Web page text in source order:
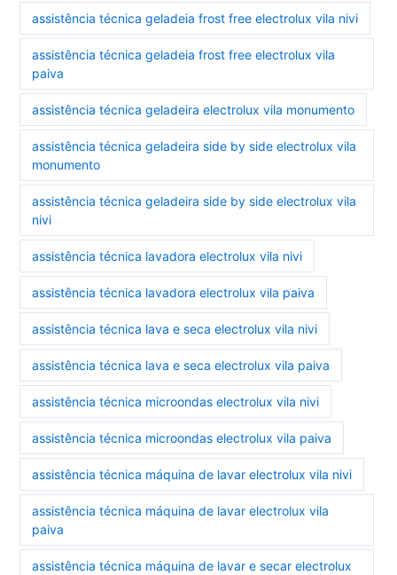
assistência técnica geladeia frost free electrolux vila nivi
assistência técnica geladeia frost free electrolux vila
paiva
assistência técnica geladeira electrolux vila monumento
assistência técnica geladeira side by side electrolux vila
monumento
assistência técnica geladeira side by side electrolux vila
nivi
assistência técnica lavadora electrolux vila nivi
assistência técnica lavadora electrolux vila paiva
assistência técnica lava e seca electrolux vila nivi
assistência técnica lava e seca electrolux vila paiva
assistência técnica microondas electrolux vila nivi
assistência técnica microondas electrolux vila paiva
assistência técnica máquina de lavar electrolux vila nivi
assistência técnica máquina de lavar electrolux vila
paiva
assistência técnica máquina de lavar e secar electrolux